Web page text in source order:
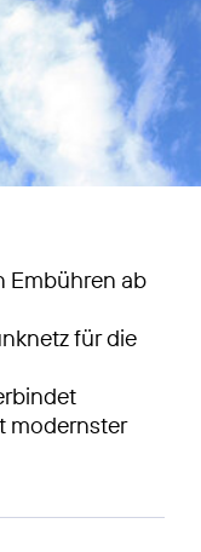
Embühren ab
für die
modernster